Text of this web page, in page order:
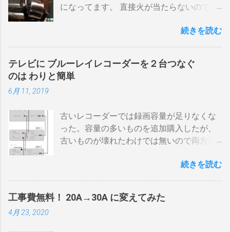
になってます。 直接火が当たらないので温
温度計が使える（ドラム内の温度が測れ
ドラムだから熱伝導に時間がかかる） 多少
の蓄熱効果はある チャフが飛び散らない 焙
煎中、外気温や風による温度変化は殆どな
げても即座に反応しない ガスコンロでは熱
量に限界があり１ハゼ８分以内でなら200g
前後が限界。 300g以上はガスコンロの強火
煎は無理。 外側ドラム→空気層→内側ドラ
ムの順で熱が伝わるので、温度変化には時
間がかかります。それを予測したうえでの
煎りあがりのタイミングを考慮しなくては
続きを読む
テレビに ブルーレイレコーダーを２台つなぐ
のは わりと簡単
6月 11, 2019
古いレコーダーでは録画容量が足りなくな
った。容量の多いものを追加購入したが、
古いものが壊れたわけでは無いので両方使
利用する） アンテナ→BDR２→BDR１→テ
「 BDR 」と略します。 アンテナ信号は、
それぞれのアンテナ入力から出力へと繰り
続きを読む
工事費無料！ 20A→30A に変えてみた
4月 23, 2020